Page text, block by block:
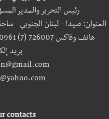
رئيس التحرير والمدير
العنوان: صيدا - لبنان الجنوبي - ساحة
هاتف وفاكس 726007 (7) 00961 - خليوي 226013 (3) 00961
بريد
contacts